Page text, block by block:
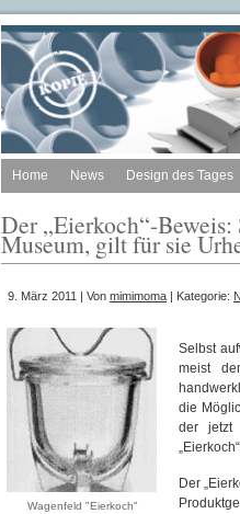
Home News Design des Tages
Der „Eierkoch“-Beweis:
Museum, gilt für sie
9. März 2011 | Von mimimoma | Kategorie:
Wagenfeld "Eierkoch"
Selbst
meist
die
der jetzt
Der